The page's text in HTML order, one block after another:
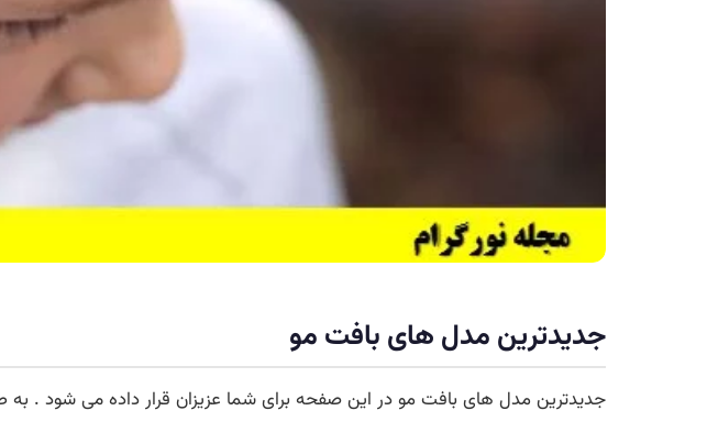
جدیدترین مدل های بافت مو
جدیدترین مدل های بافت مو در این صفحه برای شما عزیزان قرار داده می شود . به